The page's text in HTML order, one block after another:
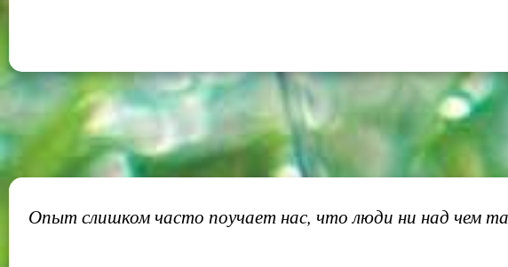
Опыт слишком часто поучает нас, что люди ни над чем